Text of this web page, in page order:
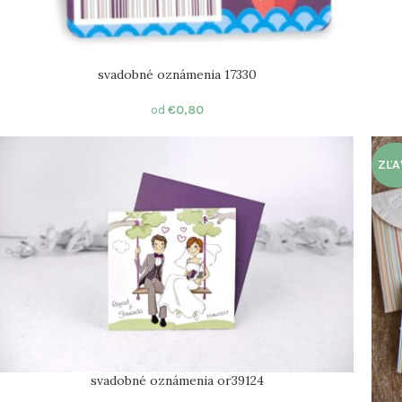
svadobné oznámenia 17330
od €0,80
svadobné oznámenia or39124